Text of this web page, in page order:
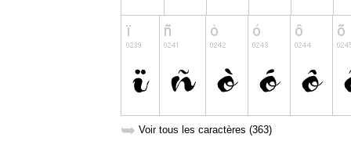
➥ Voir tous les caractères (363)